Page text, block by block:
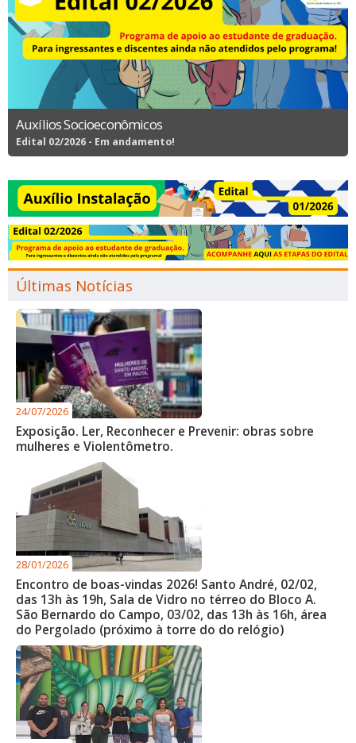
Auxílios Socioeconômicos
Edital 02/2026 - Em andamento!
Últimas Notícias
24/07/2026
Exposição. Ler, Reconhecer e Prevenir: obras sobre
mulheres e Violentômetro.
28/01/2026
Encontro de boas-vindas 2026! Santo André, 02/02,
das 13h às 19h, Sala de Vidro no térreo do Bloco A.
São Bernardo do Campo, 03/02, das 13h às 16h, área
do Pergolado (próximo à torre do do relógio)